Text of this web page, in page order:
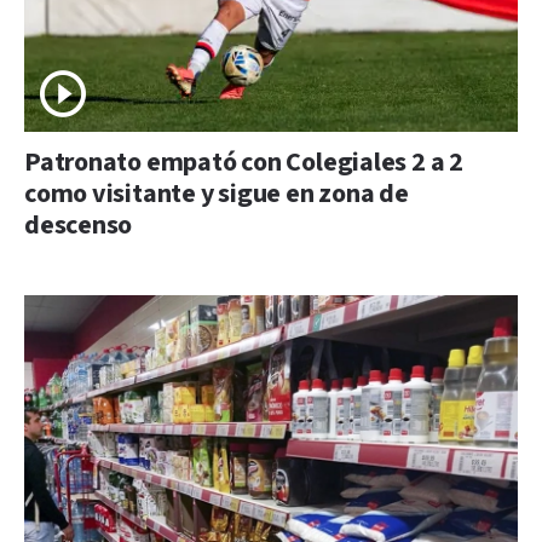
Patronato empató con Colegiales 2 a 2
como visitante y sigue en zona de
descenso